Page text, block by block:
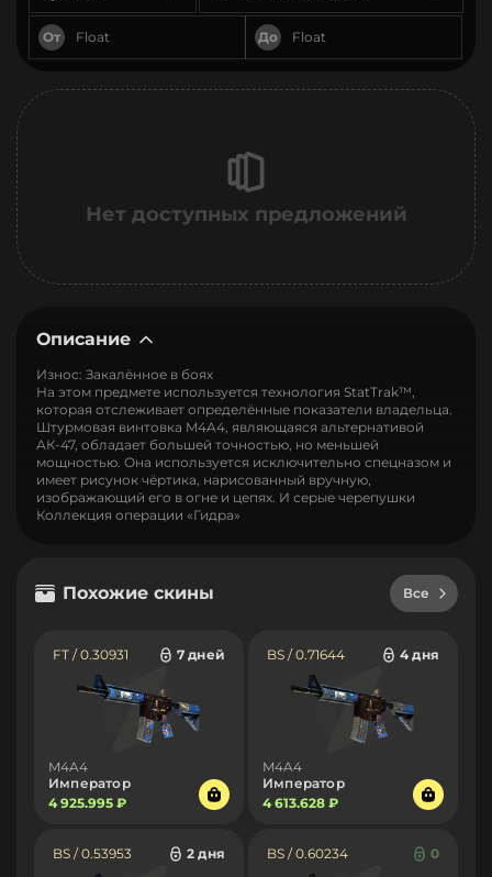
От До
Нет доступных предложений
Описание
Износ: Закалённое в боях
На этом предмете используется технология StatTrak™,
которая отслеживает определённые показатели владельца.
Штурмовая винтовка M4A4, являющаяся альтернативой
АК-47, обладает большей точностью, но меньшей
мощностью. Она используется исключительно спецназом и
имеет рисунок чёртика, нарисованный вручную,
изображающий его в огне и цепях. И серые черепушки
Коллекция операции «Гидра»
Похожие скины Все
FT / 0.30931 7 дней
M4A4
Император
4 925.995 ₽
BS / 0.71644 4 дня
M4A4
Император
4 613.628 ₽
BS / 0.53953 2 дня BS / 0.60234 0